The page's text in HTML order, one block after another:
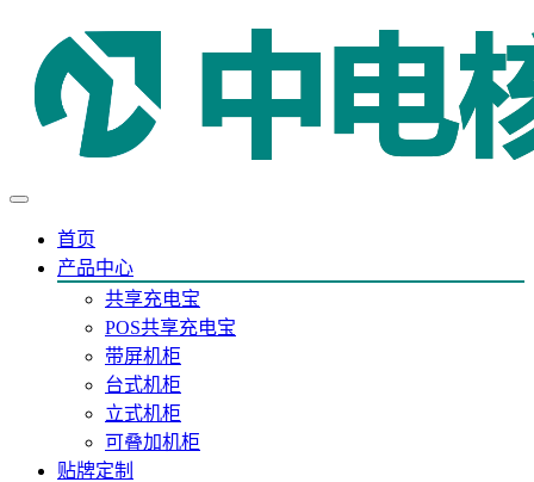
首页
产品中心
共享充电宝
POS共享充电宝
带屏机柜
台式机柜
立式机柜
可叠加机柜
贴牌定制